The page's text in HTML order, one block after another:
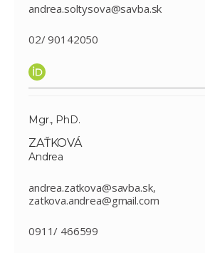
andrea.soltysova@savba.sk
02/ 90142050
Mgr., PhD.
ZAŤKOVÁ
Andrea
andrea.zatkova@savba.sk,
zatkova.andrea@gmail.com
0911/ 466599